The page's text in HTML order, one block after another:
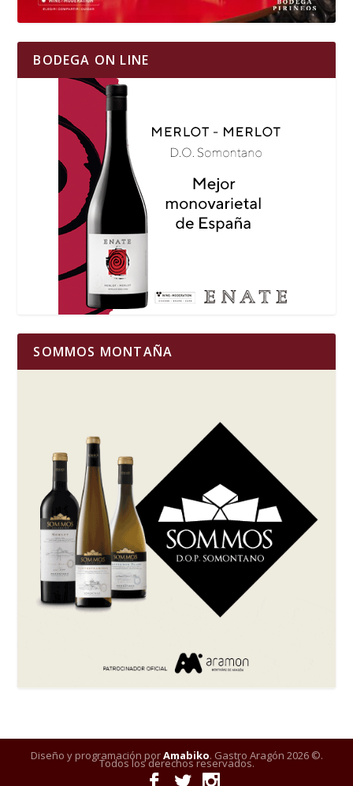
BODEGA ON LINE
SOMMOS MONTAÑA
Diseño y programación porAmabiko. Gastro Aragón 2026 ©.
Todos los derechos reservados.